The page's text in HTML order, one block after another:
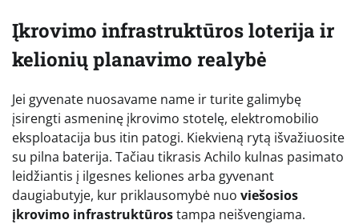
Įkrovimo infrastruktūros loterija ir
kelionių planavimo realybė
Jei gyvenate nuosavame name ir turite galimybę
įsirengti asmeninę įkrovimo stotelę, elektromobilio
eksploatacija bus itin patogi. Kiekvieną rytą išvažiuosite
su pilna baterija. Tačiau tikrasis Achilo kulnas pasimato
leidžiantis į ilgesnes keliones arba gyvenant
daugiabutyje, kur priklausomybė nuo viešosios
įkrovimo infrastruktūrostampa neišvengiama.